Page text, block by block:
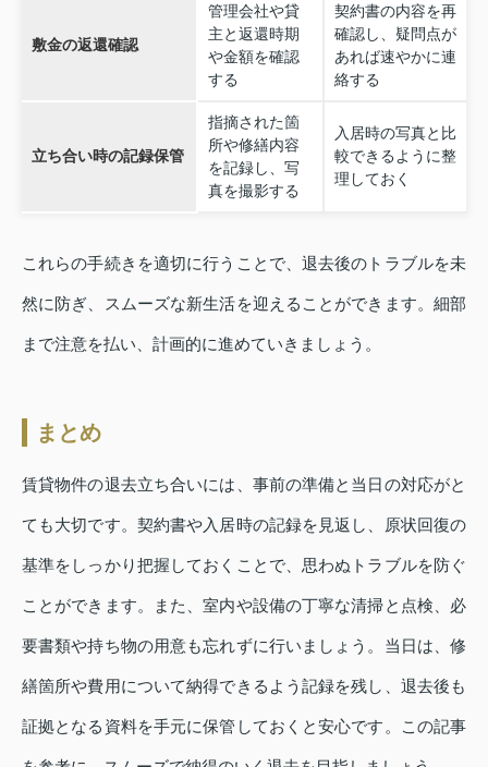
敷金の返還確認
管理会社や貸
主と返還時期
や金額を確認
する
契約書の内容を再
確認し、疑問点が
あれば速やかに連
絡する
立ち合い時の記録保管
指摘された箇
所や修繕内容
を記録し、写
真を撮影する
入居時の写真と比
較できるように整
理しておく
これらの手続きを適切に行うことで、退去後のトラブルを未
然に防ぎ、スムーズな新生活を迎えることができます。細部
まで注意を払い、計画的に進めていきましょう。
まとめ
賃貸物件の退去立ち合いには、事前の準備と当日の対応がと
ても大切です。契約書や入居時の記録を見返し、原状回復の
基準をしっかり把握しておくことで、思わぬトラブルを防ぐ
ことができます。また、室内や設備の丁寧な清掃と点検、必
要書類や持ち物の用意も忘れずに行いましょう。当日は、修
繕箇所や費用について納得できるよう記録を残し、退去後も
証拠となる資料を手元に保管しておくと安心です。この記事